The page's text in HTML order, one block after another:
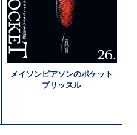
メイソンピアソンのポケット
ブリッスル